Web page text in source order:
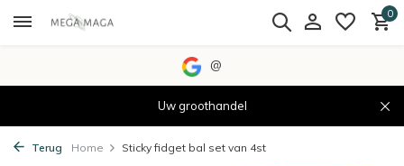
0
@
Uw groothandel
Terug Home Sticky fidget bal set van 4st